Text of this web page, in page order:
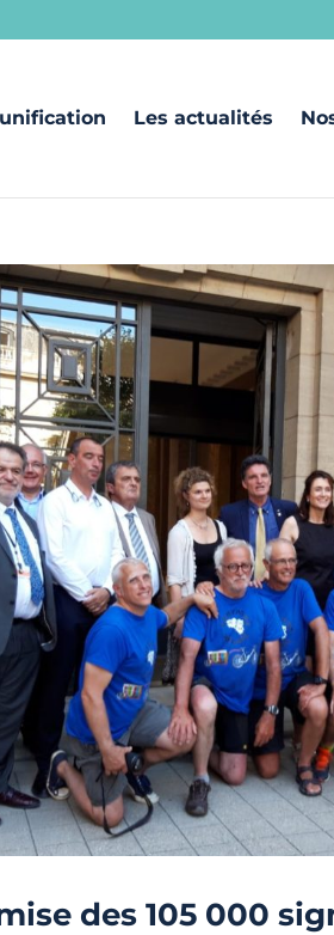
Les actualités
des 105 000